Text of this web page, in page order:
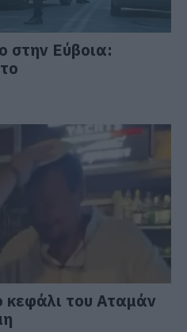
στην Εύβοια:
του Αταμάν